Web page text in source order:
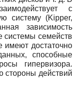
с
систему (Kipper,
зависимость
системы семейств
имеют достаточно
способные
гипервизора.
стороны действий